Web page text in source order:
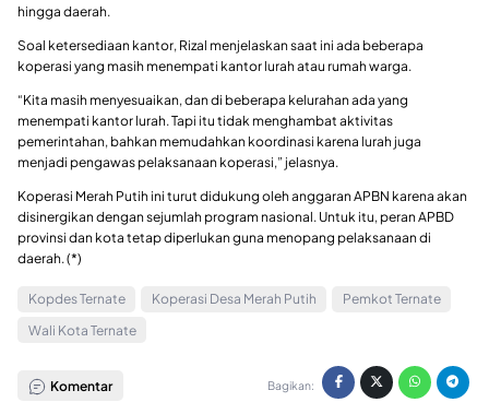
hingga daerah.
Soal ketersediaan kantor, Rizal menjelaskan saat ini ada beberapa
koperasi yang masih menempati kantor lurah atau rumah warga.
“Kita masih menyesuaikan, dan di beberapa kelurahan ada yang
menempati kantor lurah. Tapi itu tidak menghambat aktivitas
pemerintahan, bahkan memudahkan koordinasi karena lurah juga
menjadi pengawas pelaksanaan koperasi,” jelasnya.
Koperasi Merah Putih ini turut didukung oleh anggaran APBN karena akan
disinergikan dengan sejumlah program nasional. Untuk itu, peran APBD
provinsi dan kota tetap diperlukan guna menopang pelaksanaan di
daerah. (*)
Kopdes Ternate Koperasi Desa Merah Putih
Pemkot Ternate
Wali Kota Ternate
Komentar Bagikan: